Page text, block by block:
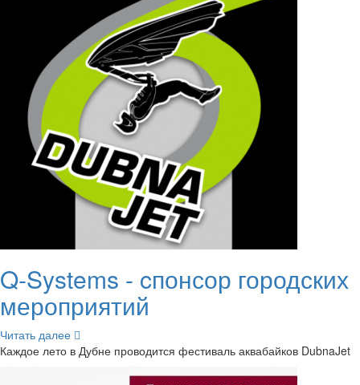
Q-​Systems - cпонсор го­род­ских
ме­ро­при­я­тий
Чи­тать далее
Каж­дое лето в Дубне про­во­дит­ся фе­сти­валь ак­ва­бай­ков DubnaJet